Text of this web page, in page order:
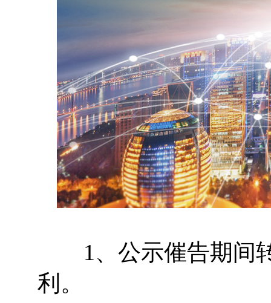
1、公示催告期间转
利。